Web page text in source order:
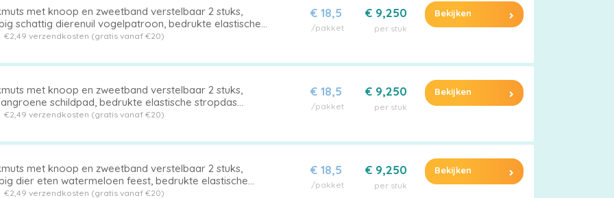
met knoop en zweetband verstelbaar 2 stuks,
schattig dierenuil vogelpatroon, bedrukte elastische
achterhoed
€2,49 verzendkosten (gratis vanaf €20)
€ 18,5
/pakket
€ 9,250
per stuk
Bekijken
met knoop en zweetband verstelbaar 2 stuks,
schildpad, bedrukte elastische stropdas
€2,49 verzendkosten (gratis vanaf €20)
€ 18,5
/pakket
€ 9,250
per stuk
Bekijken
met knoop en zweetband verstelbaar 2 stuks,
dier eten watermeloen feest, bedrukte elastische
achterhoed
€2,49 verzendkosten (gratis vanaf €20)
€ 18,5
/pakket
€ 9,250
per stuk
Bekijken